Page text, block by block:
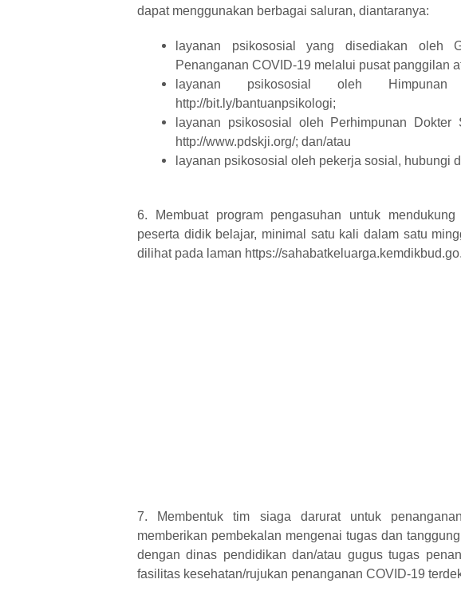
dapat menggunakan berbagai saluran, diantaranya:
layanan psikososial yang disediakan oleh
Penanganan COVID-19 melalui pusat panggilan
layanan psikososial oleh
http://bit.ly/bantuanpsikologi;
layanan psikososial oleh Perhimpunan
http://www.pdskji.org/; dan/atau
layanan psikososial oleh pekerja sosial, hubungi
6. Membuat program pengasuhan untuk
peserta didik belajar, minimal satu kali dalam satu
dilihat pada laman https://
7. Membentuk tim siaga darurat untuk
memberikan pembekalan mengenai tugas dan
dengan dinas pendidikan dan/atau gugus tugas
fasilitas kesehatan/rujukan penanganan COVID-19